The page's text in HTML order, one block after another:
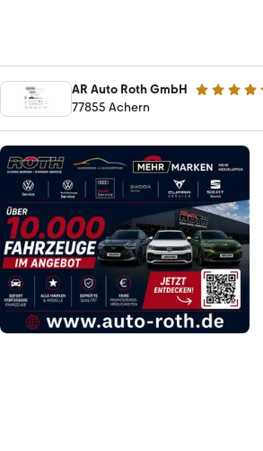
AR Auto Roth GmbH 4.9 Sterne
77855 Achern